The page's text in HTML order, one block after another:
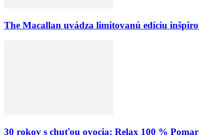
The Macallan uvádza limitovanú edíciu
30 rokov s chuťou ovocia: Relax 100 %